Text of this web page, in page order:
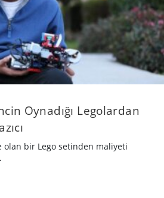
Oynadığı Legolardan
olan bir Lego setinden maliyeti